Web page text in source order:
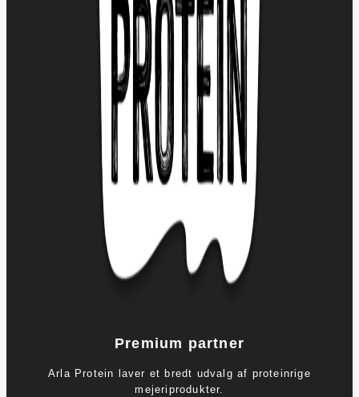
Premium partner
Arla Protein laver et bredt udvalg af proteinrige
mejeriprodukter.